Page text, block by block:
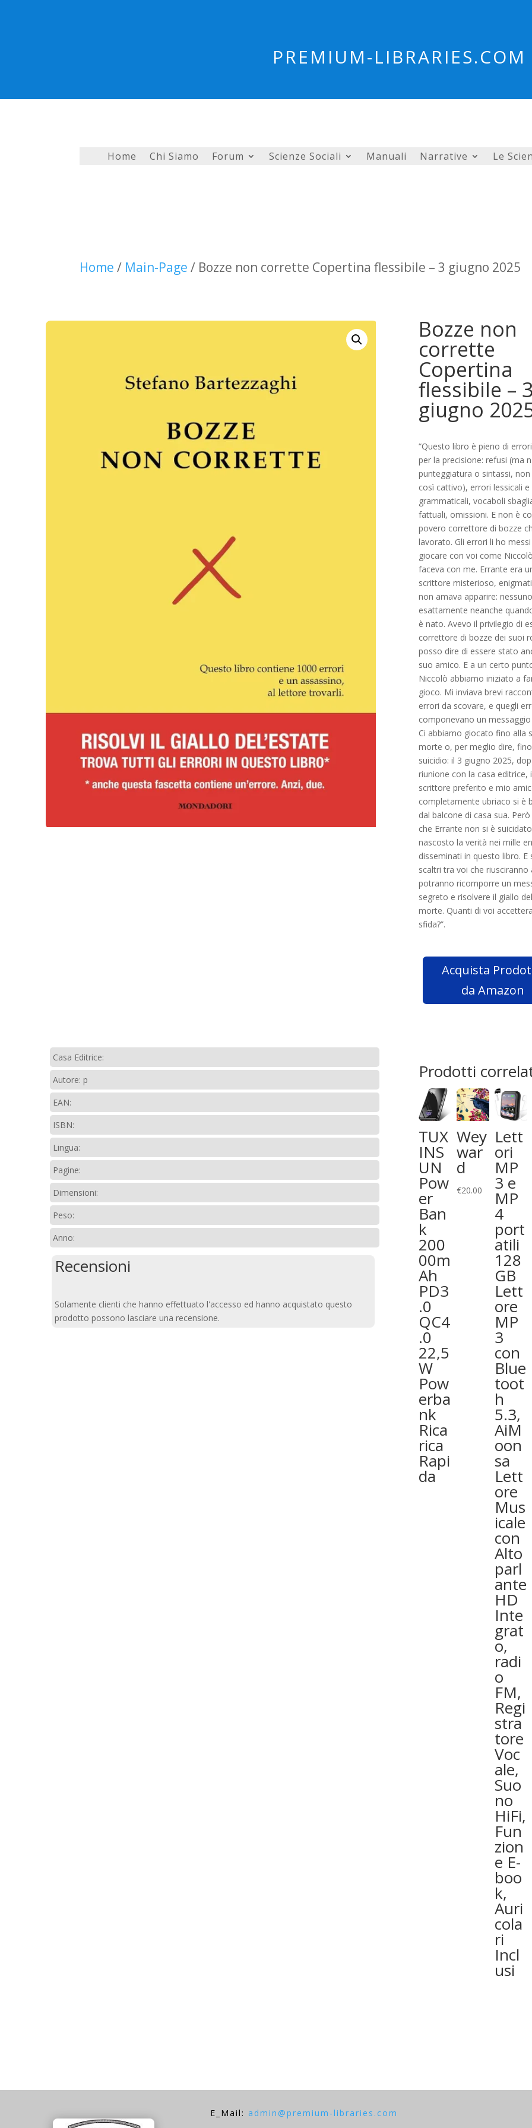
PREMIUM-LIBRARIES.COM
Home Chi Siamo Forum Scienze Sociali Manuali Narrative Le
Home / Main-Page / Bozze non corrette Copertina flessibile – 3 giugno 2025
Bozze non
corrette
Copertina
flessibile – 3
giugno
“Questo libro è pieno di
per la precisione: refusi (ma
punteggiatura o sintassi,
così cattivo), errori lessicali e
grammaticali, vocaboli
fattuali, omissioni. E non è
povero correttore di bozze
lavorato. Gli errori li ho
giocare con voi come
faceva con me. Errante era
scrittore misterioso,
non amava apparire:
esattamente neanche
è nato. Avevo il privilegio di
correttore di bozze dei suoi
posso dire di essere stato
suo amico. E a un certo
Niccolò abbiamo iniziato a
gioco. Mi inviava brevi
errori da scovare, e quegli
componevano un
Ci abbiamo giocato fino alla
morte o, per meglio dire,
suicidio: il 3 giugno 2025,
riunione con la casa editrice,
scrittore preferito e mio
completamente ubriaco si è
dal balcone di casa sua.
che Errante non si è
nascosto la verità nei mille
disseminati in questo libro. E
scaltri tra voi che riusciranno
potranno ricomporre un
segreto e risolvere il giallo
morte. Quanti di voi
sfida?”.
Acquista
da Amazon
Casa Editrice:
Autore: p
EAN:
ISBN:
Lingua:
Pagine:
Dimensioni:
Peso:
Anno:
Recensioni
Solamente clienti che hanno effettuato l'accesso ed hanno acquistato questo
prodotto possono lasciare una recensione.
Prodotti
TUX
INS
UN
Pow
er
Ban
k
200
00m
Ah
PD3
.0
QC4
.0
22,5
W
Pow
erba
nk
Rica
rica
Rapi
da
Wey
war
d
€20.00
Lett
ori
MP
3 e
MP
4
port
atili
128
GB
Lett
ore
MP
3
con
Blue
toot
h
5.3,
AiM
oon
sa
Lett
ore
Mus
icale
con
Alto
parl
ante
HD
Inte
grat
o,
radi
o
FM,
Regi
stra
tore
Voc
ale,
Suo
no
HiFi,
Fun
zion
e E-
boo
k,
Auri
cola
ri
Incl
usi
E_Mail: admin@premium-libraries.com